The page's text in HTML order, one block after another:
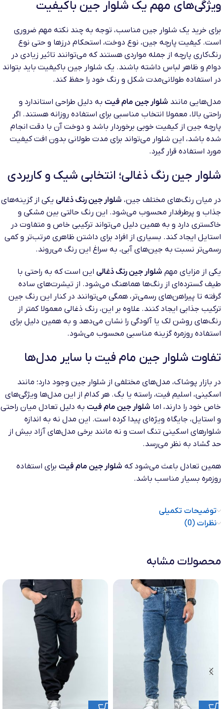
ویژگی‌های مهم یک شلوار جین باکیفیت
برای خرید یک شلوار جین مناسب، توجه به چند نکته مهم ضروری
است. کیفیت پارچه جین، نوع دوخت، استحکام درزها و حتی نوع
رنگ‌کاری پارچه از جمله مواردی هستند که می‌توانند تاثیر زیادی در
دوام و ظاهر لباس داشته باشند. یک شلوار جین باکیفیت باید بتواند
در استفاده طولانی‌مدت شکل و رنگ خود را حفظ کند.
مدل‌هایی مانند شلوار جین مام فیت به دلیل طراحی استاندارد و
راحتی بالا، معمولا انتخاب مناسبی برای استفاده روزانه هستند. اگر
پارچه جین از کیفیت خوبی برخوردار باشد و دوخت آن با دقت انجام
شده باشد، این شلوار می‌تواند برای مدت طولانی بدون افت کیفیت
مورد استفاده قرار گیرد.
شلوار جین رنگ ذغالی؛ انتخابی شیک و کاربردی
در میان رنگ‌های مختلف جین، شلوار جین رنگ ذغالی یکی از گزینه‌های
جذاب و پرطرفدار محسوب می‌شود. این رنگ حالتی بین مشکی و
خاکستری دارد و به همین دلیل می‌تواند ترکیبی خاص و متفاوت در
استایل ایجاد کند. بسیاری از افراد برای داشتن ظاهری مرتب‌تر و کمی
رسمی‌تر نسبت به جین‌های آبی، به سراغ این رنگ می‌روند.
یکی از مزایای مهم شلوار جین رنگ ذغالی این است که به راحتی با
طیف گسترده‌ای از رنگ‌ها هماهنگ می‌شود. از تیشرت‌های ساده
گرفته تا پیراهن‌های رسمی‌تر، همگی می‌توانند در کنار این رنگ جین
ترکیب جذابی ایجاد کنند. علاوه بر این، رنگ ذغالی معمولا کمتر از
رنگ‌های روشن لک یا آلودگی را نشان می‌دهد و به همین دلیل برای
استفاده روزمره گزینه مناسبی محسوب می‌شود.
تفاوت شلوار جین مام فیت با سایر مدل‌ها
در بازار پوشاک، مدل‌های مختلفی از شلوار جین وجود دارد؛ مانند
اسکینی، اسلیم فیت، راسته یا بگ. هر کدام از این مدل‌ها ویژگی‌های
خاص خود را دارند، اما شلوار جین مام فیت به دلیل تعادل میان راحتی
و استایل، جایگاه ویژه‌ای پیدا کرده است. این مدل نه به اندازه
شلوارهای اسکینی تنگ است و نه مانند برخی مدل‌های آزاد بیش از
حد گشاد به نظر می‌رسد.
همین تعادل باعث می‌شود که شلوار جین مام فیت برای استفاده
روزمره بسیار مناسب باشد.
توضیحات تکمیلی
نظرات (0)
محصولات مشابه